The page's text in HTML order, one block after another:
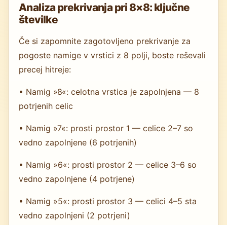
Analiza prekrivanja pri 8×8: ključne
številke
Če si zapomnite zagotovljeno prekrivanje za
pogoste namige v vrstici z 8 polji, boste reševali
precej hitreje:
• Namig »8«: celotna vrstica je zapolnjena — 8
potrjenih celic
• Namig »7«: prosti prostor 1 — celice 2–7 so
vedno zapolnjene (6 potrjenih)
• Namig »6«: prosti prostor 2 — celice 3–6 so
vedno zapolnjene (4 potrjene)
• Namig »5«: prosti prostor 3 — celici 4–5 sta
vedno zapolnjeni (2 potrjeni)